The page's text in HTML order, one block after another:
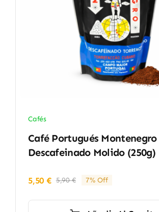
Cafés
Café Portugués Montenegro
Descafeinado Molido (250g)
5,90€El
5,50€
El
7% Off